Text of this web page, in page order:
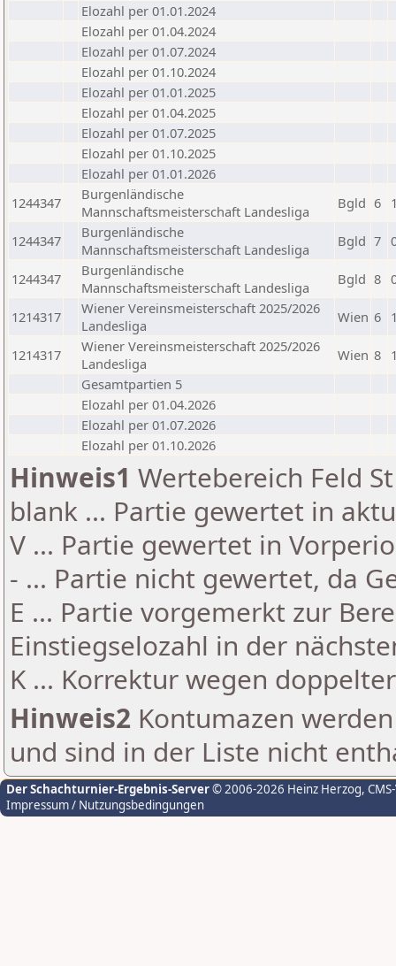
Elozahl per 01.01.2024
Elozahl per 01.04.2024
Elozahl per 01.07.2024
Elozahl per 01.10.2024
Elozahl per 01.01.2025
Elozahl per 01.04.2025
Elozahl per 01.07.2025
Elozahl per 01.10.2025
Elozahl per 01.01.2026
1244347
Burgenländische
Mannschaftsmeisterschaft Landesliga
Bgld 6
1244347
Burgenländische
Mannschaftsmeisterschaft Landesliga
Bgld 7
1244347
Burgenländische
Mannschaftsmeisterschaft Landesliga
Bgld 8
1214317
Wiener Vereinsmeisterschaft 2025/2026
Landesliga
Wien 6
1214317
Wiener Vereinsmeisterschaft 2025/2026
Landesliga
Wien 8
Gesamtpartien 5
Elozahl per 01.04.2026
Elozahl per 01.07.2026
Elozahl per 01.10.2026
Hinweis1 Wertebereich Feld
blank ... Partie gewertet in
V ... Partie gewertet in
- ... Partie nicht gewertet, da
E ... Partie vorgemerkt zur
Einstiegselozahl in der
K ... Korrektur wegen
Hinweis2 Kontumazen
und sind in der Liste nicht
Der Schachturnier-Ergebnis-Server© 2006-2026 Heinz Herzog,
Impressum / Nutzungsbedingungen